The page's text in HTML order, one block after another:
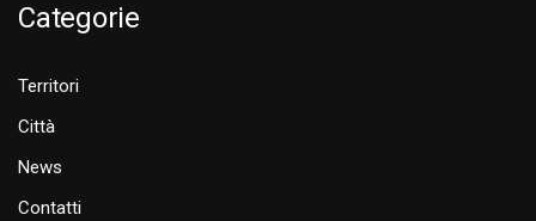
Categorie
Territori
Città
News
Contatti